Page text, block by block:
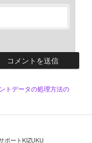
トデータの処理方法の
ポートKIZUKU